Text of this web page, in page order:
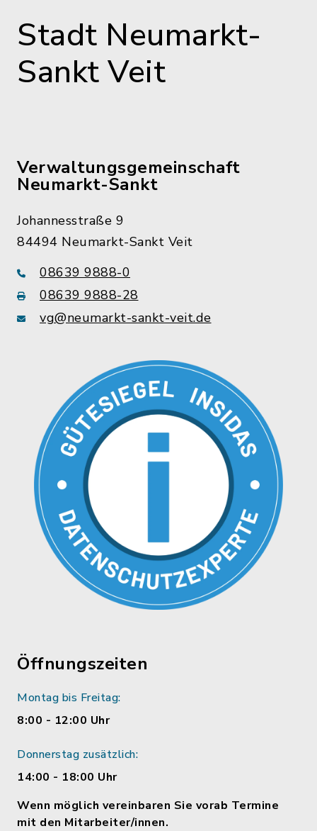
Stadt Neumarkt-
Sankt Veit
Verwaltungsgemeinschaft
Neumarkt-Sankt
Johannesstraße 9
84494 Neumarkt-Sankt Veit
08639 9888-0
08639 9888-28
vg@neumarkt-sankt-veit.de
Öffnungszeiten
Montag bis Freitag:
8:00 - 12:00 Uhr
Donnerstag zusätzlich:
14:00 - 18:00 Uhr
Wenn möglich vereinbaren Sie vorab Termine
mit den Mitarbeiter/innen.